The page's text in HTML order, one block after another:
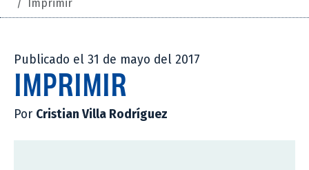
/ Imprimir
Publicado el 31 de mayo del 2017
IMPRIMIR
Por Cristian Villa Rodríguez